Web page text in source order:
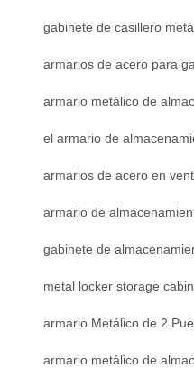
gabinete de casillero
armarios de acero para
armario metálico de
el armario de
armarios de acero en
armario de
gabinete de
metal locker storage
armario Metálico de 2
armario metálico de